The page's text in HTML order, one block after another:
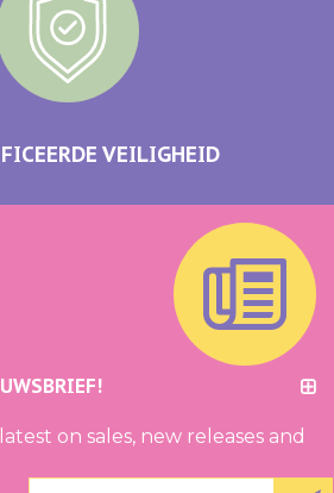
VEILIGHEID
on sales, new releases and